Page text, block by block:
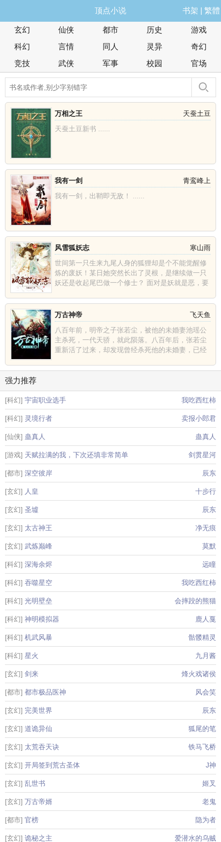
顶点小说 书架 繁體
玄幻 仙侠 都市 历史
游戏
科幻
言情 同人 灵异
奇幻
竞技
武侠 军事 校园 官场
天蚕土豆
万相之王
天蚕土豆新书 ......
青鸾峰上
我有一剑
我有一剑，出鞘即无敌！ ......
寒山雨
风雪狐妖志
世间第一只生来九尾人身的狐狸却是个不能觉醒修
炼的废妖！某日她突然长出了灵根，是继续做一只
妖还是收起尾巴做一个修士？ 面对是妖就是恶，要
飞天鱼
万古神帝
八百年前，明帝之子张若尘，被他的未婚妻池瑶公
主杀死，一代天骄，就此陨落。八百年后，张若尘
重新活了过来，却发现曾经杀死他的未婚妻，已经
强力推荐
[科幻] 宇宙职业选手 我吃西红柿
[科幻] 灵境行者 卖报小郎君
[仙侠] 蛊真人 蛊真人
[游戏] 天赋拉满的我，下次还填非常简单 剑贯星河
[都市] 深空彼岸 辰东
[玄幻] 人皇 十步行
[玄幻] 圣墟 辰东
[玄幻] 太古神王 净无痕
[玄幻] 武炼巅峰 莫默
[科幻] 深海余烬 远瞳
[科幻] 吞噬星空 我吃西红柿
[科幻] 光明壁垒 会摔跤的熊猫
[科幻] 神明模拟器 鹿人戛
[科幻] 机武风暴 骷髅精灵
[科幻] 星火 九月酱
[玄幻] 剑来 烽火戏诸侯
[都市] 都市极品医神 风会笑
[玄幻] 完美世界 辰东
[玄幻] 道诡异仙 狐尾的笔
[玄幻] 太荒吞天诀 铁马飞桥
[玄幻] 开局签到荒古圣体 J神
[玄幻] 乱世书 姬叉
[玄幻] 万古帝婿 老鬼
[都市] 官榜 隐为者
[玄幻] 诡秘之主 爱潜水的乌贼